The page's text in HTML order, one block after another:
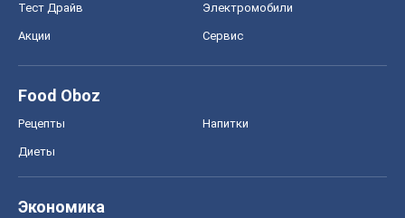
Тест Драйв Электромобили
Акции Сервис
Food Oboz
Рецепты Напитки
Диеты
Экономика